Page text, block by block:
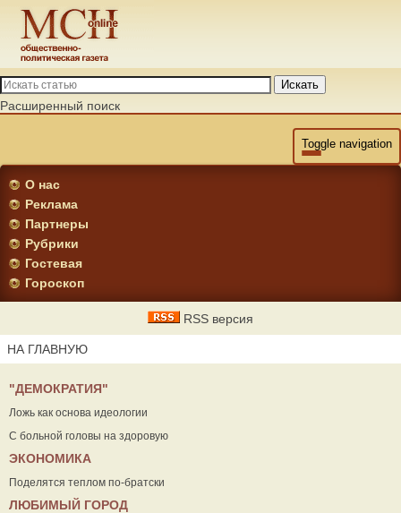
Искать
Расширенный поиск
Toggle navigation
О нас
Реклама
Партнеры
Рубрики
Гостевая
Гороскоп
RSS версия
НА ГЛАВНУЮ
"ДЕМОКРАТИЯ"
Ложь как основа идеологии
С больной головы на здоровую
ЭКОНОМИКА
Поделятся теплом по-братски
ЛЮБИМЫЙ ГОРОД